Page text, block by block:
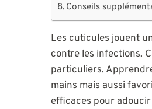
Conseils
Les cuticules jouent
contre les infections.
particuliers.
mains mais aussi
efficaces pour